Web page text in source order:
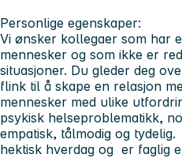
Personlige egenskaper:
Vi ønsker kollegaer som har
mennesker og som ikke er
situasjoner. Du gleder deg
flink til å skape en relasjon
mennesker med ulike
psykisk helseproblematikk,
empatisk, tålmodig og
hektisk hverdag og er faglig